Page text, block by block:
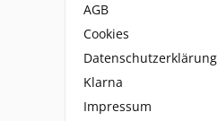
AGB
Cookies
Datenschutzerklärung
Klarna
Impressum